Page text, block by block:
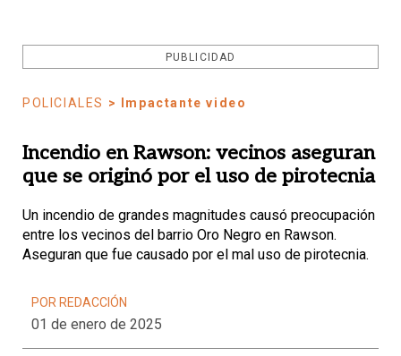
PUBLICIDAD
POLICIALES > Impactante video
Incendio en Rawson: vecinos aseguran
que se originó por el uso de pirotecnia
Un incendio de grandes magnitudes causó preocupación
entre los vecinos del barrio Oro Negro en Rawson.
Aseguran que fue causado por el mal uso de pirotecnia.
POR REDACCIÓN
01 de enero de 2025